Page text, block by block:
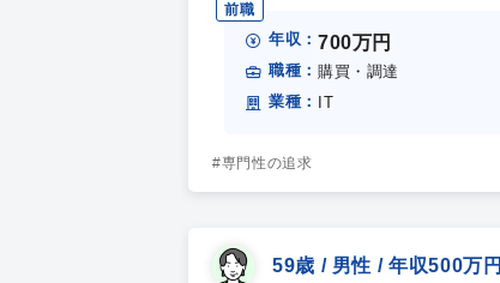
前職
年収： 700万円
職種： 購買・調達
業種：
IT
#専門性の追求
59歳 / 男性 / 年収500万円